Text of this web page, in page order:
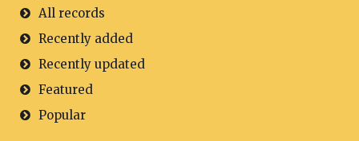
All records
Recently added
Recently updated
Featured
Popular